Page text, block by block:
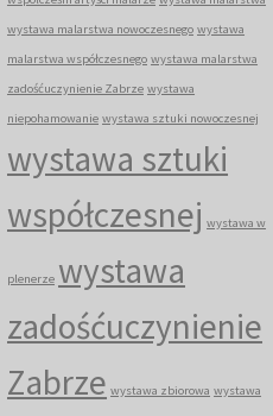
wystawa malarstwa nowoczesnego wystawa
malarstwa współczesnego wystawa malarstwa
zadośćuczynienie Zabrze wystawa
niepohamowanie wystawa sztuki nowoczesnej
wystawa sztuki
współczesnej wystawa w
plenerze wystawa
zadośćuczynienie
Zabrze wystawa zbiorowa wystawa